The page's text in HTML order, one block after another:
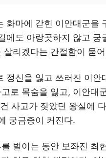
화마에 갇힌 이안대군을
에도 아랑곳하지 않고 궁
리겠다는 간절함이 묻
정신을 잃고 쓰러진 이안
로 목숨을 잃고, 이안대
사고가 잦았던 왕실에
궁금증이 커진다.
벌이는 동안 보좌진 최